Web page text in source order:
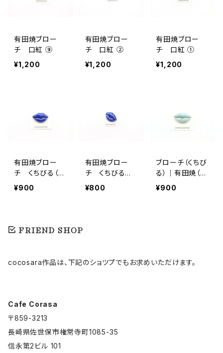
有田焼ブロー
チ 口紅 ⑨
¥1,200
有田焼ブロー
チ 口紅 ②
¥1,200
有田焼ブロー
チ 口紅 ①
¥1,200
有田焼ブロー
チ くちびる（L）
青
¥900
有田焼ブロー
チ くちびる
（M）青
¥800
ブローチ（くちび
る）｜有田焼（陶
器）ブローチ
¥900
FRIEND SHOP
cocosara作品は、下記のショツプでもお求めいただけます。
Cafe Corasa
〒859-3213
長崎県佐世保市権常寺町1085-35
信永第2ビル 101